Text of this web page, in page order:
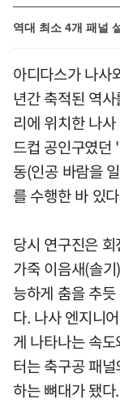
역대 최소 4개 패널
아디다스가 나사
년간 축적된 역
리에 위치한 나
드컵 공인구였던
동(인공 바람을
를 수행한 바 있
당시 연구진은
가죽 이음새(솔
능하게 춤을 추
다. 나사 엔지니
게 나타나는 속
터는 축구공 패
하는 뼈대가 됐다.